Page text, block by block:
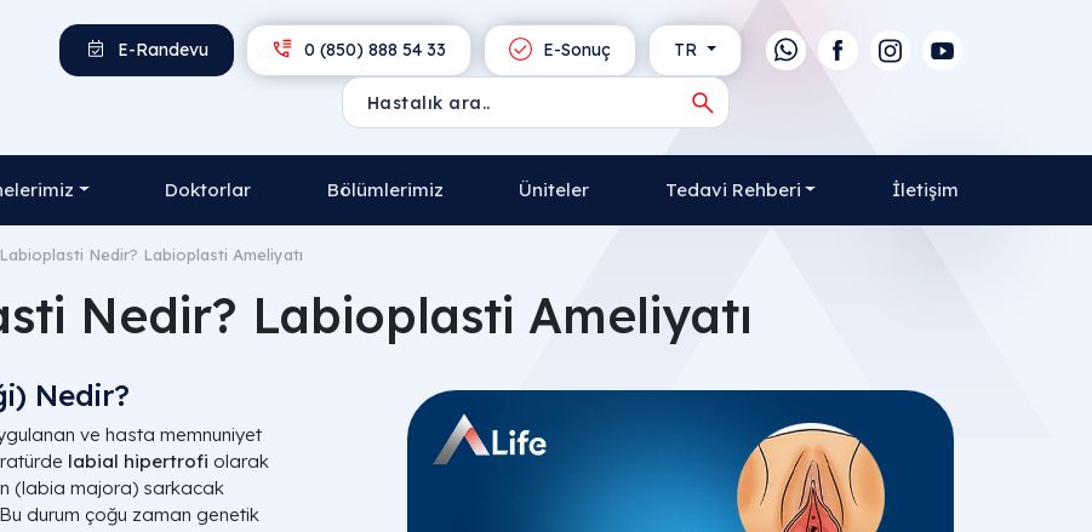
TR
E-Sonuç
0 (850) 888 54 33
E-Randevu
Doktorlar Bölümlerimiz Üniteler Tedavi Rehberi İletişim
Labioplasti Nedir? Labioplasti Ameliyatı
Nedir? Labioplasti Ameliyatı
Nedir?
ve hasta memnuniyet
labial hipertrofi olarak
(labia majora) sarkacak
durum çoğu zaman genetik